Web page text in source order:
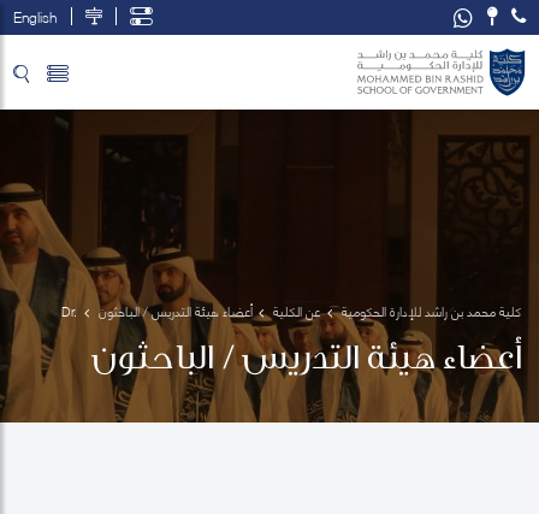
English
كلية محمد بن راشد للإدارة الحكومية عن الكلية أعضاء هيئة التدريس / الباحثون
Dr.
Yousif
Ghalayini
أعضاء هيئة التدريس / الباحثون